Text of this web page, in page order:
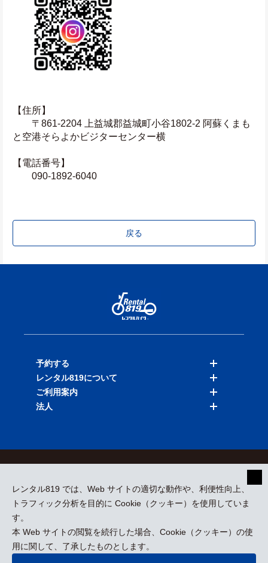
【住所】
〒861-2204 上益城郡益城町小谷1802-2 阿蘇くまも
と空港そらよかビジターセンター横
【電話番号】
090-1892-6040
戻る
レンタル819 では、Web サイトの適切な動作や、利便性向上、
トラフィック分析を目的に Cookie（クッキー）を使用していま
す。
本 Web サイトの閲覧を続行した場合、Cookie（クッキー）の使
用に関して、了承したものとします。
予約する
バイクを探す
店舗を探す
レンタル819について
料金表
ご利用案内
法人
採用情報
プレスリリース
kizuki Rental Service © All Rights Reserved.